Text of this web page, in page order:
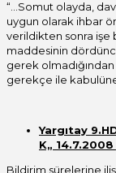
“…Somut olayda,
uygun olarak ihbar
verildikten sonra işe
maddesinin
gerek
gerekçe ile kabulüne
Yargıtay
K„
Bildirim sürelerine